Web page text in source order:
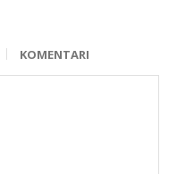
KOMENTARI